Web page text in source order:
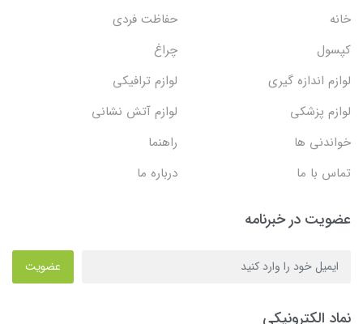
خانه
حفاظت فردی
کپسول
چراغ
لوازم اندازه گیری
لوازم ترافیکی
لوازم پزشکی
لوازم آتش نشانی
خواندنی ها
راهنما
تماس با ما
درباره ما
عضویت در خبرنامه
عضویت
نماد الکترونیکی